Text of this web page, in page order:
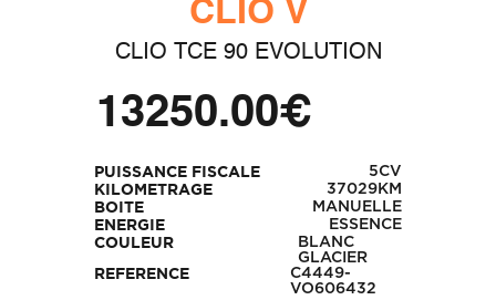
CLIO V
CLIO TCE 90 EVOLUTION
13250.00€
PUISSANCE FISCALE 5CV
KILOMETRAGE 37029KM
BOITE MANUELLE
ENERGIE ESSENCE
COULEUR
BLANC
GLACIER
REFERENCE
C4449-
VO606432